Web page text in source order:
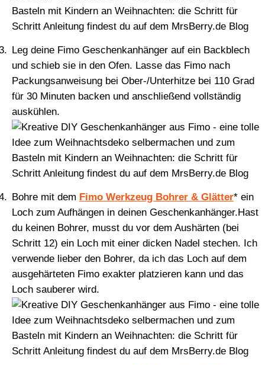
Leg deine Fimo Geschenkanhänger auf ein Backblech
und schieb sie in den Ofen. Lasse das Fimo nach
Packungsanweisung bei Ober-/Unterhitze bei 110 Grad
für 30 Minuten backen und anschließend vollständig
auskühlen.
Bohre mit dem Fimo Werkzeug Bohrer & Glätter* ein
Loch zum Aufhängen in deinen Geschenkanhänger.Hast
du keinen Bohrer, musst du vor dem Aushärten (bei
Schritt 12) ein Loch mit einer dicken Nadel stechen. Ich
verwende lieber den Bohrer, da ich das Loch auf dem
ausgehärteten Fimo exakter platzieren kann und das
Loch sauberer wird.